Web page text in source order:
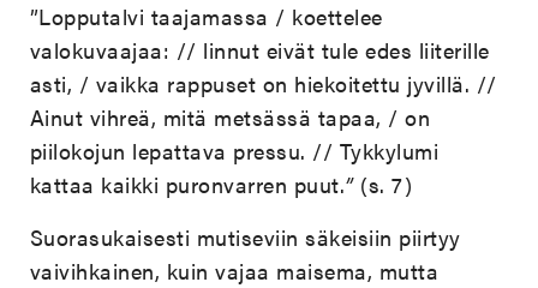
”Lopputalvi taajamassa / koettelee
valokuvaajaa: // linnut eivät tule edes liiterille
asti, / vaikka rappuset on hiekoitettu jyvillä. //
Ainut vihreä, mitä metsässä tapaa, / on
piilokojun lepattava pressu. // Tykkylumi
kattaa kaikki puronvarren puut.”(s. 7)
Suorasukaisesti mutiseviin säkeisiin piirtyy
vaivihkainen, kuin vajaa maisema, mutta